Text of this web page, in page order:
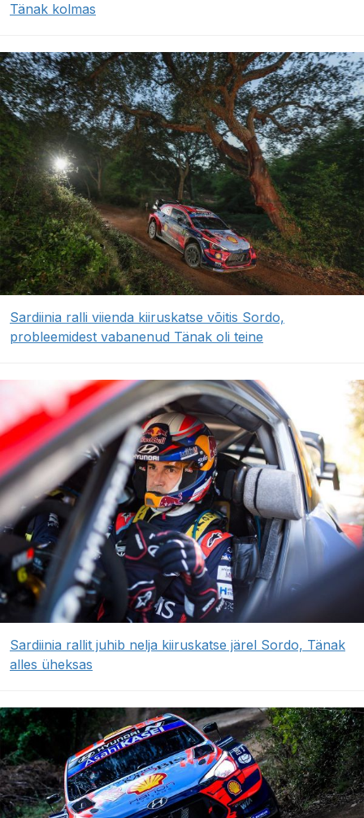
Tänak kolmas
Sardiinia ralli viienda kiiruskatse võitis Sordo,
probleemidest vabanenud Tänak oli teine
Sardiinia rallit juhib nelja kiiruskatse järel Sordo, Tänak
alles üheksas